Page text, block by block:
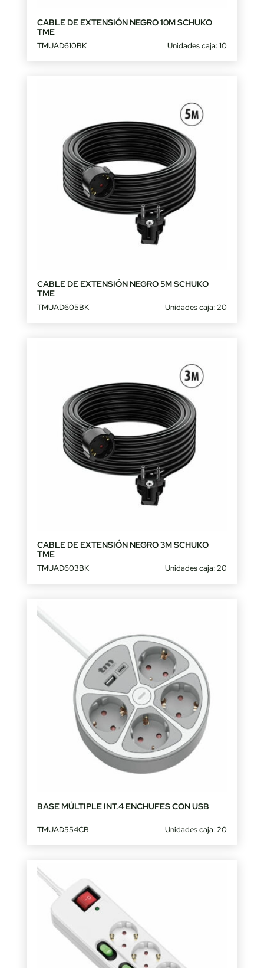
CABLE DE EXTENSIÓN NEGRO 10M SCHUKO
TME
TMUAD610BK Unidades caja: 10
CABLE DE EXTENSIÓN NEGRO 5M SCHUKO
TME
TMUAD605BK Unidades caja: 20
CABLE DE EXTENSIÓN NEGRO 3M SCHUKO
TME
TMUAD603BK Unidades caja: 20
BASE MÚLTIPLE INT.4 ENCHUFES CON USB
TMUAD554CB Unidades caja: 20